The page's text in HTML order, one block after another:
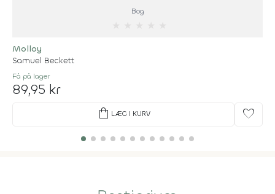
Bog
Molloy
Samuel Beckett
Få på lager
89,95 kr
shopping_bag LÆG I KURV favorite